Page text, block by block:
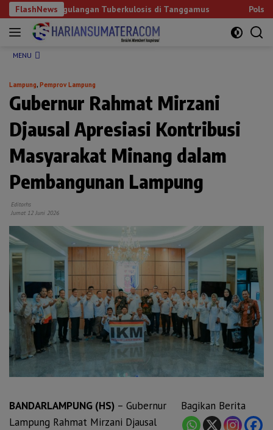
Langsung
ke
konten
FlashNewsTuberkulosis di Tanggamus Polsek Kota
MENU
Lampung, Pemprov Lampung
Gubernur Rahmat Mirzani
Djausal Apresiasi Kontribusi
Masyarakat Minang dalam
Pembangunan Lampung
Editorhs
Jumat 12 Juni 2026
Bagikan Berita
BANDARLAMPUNG (HS) – Gubernur
Lampung Rahmat Mirzani Djausal